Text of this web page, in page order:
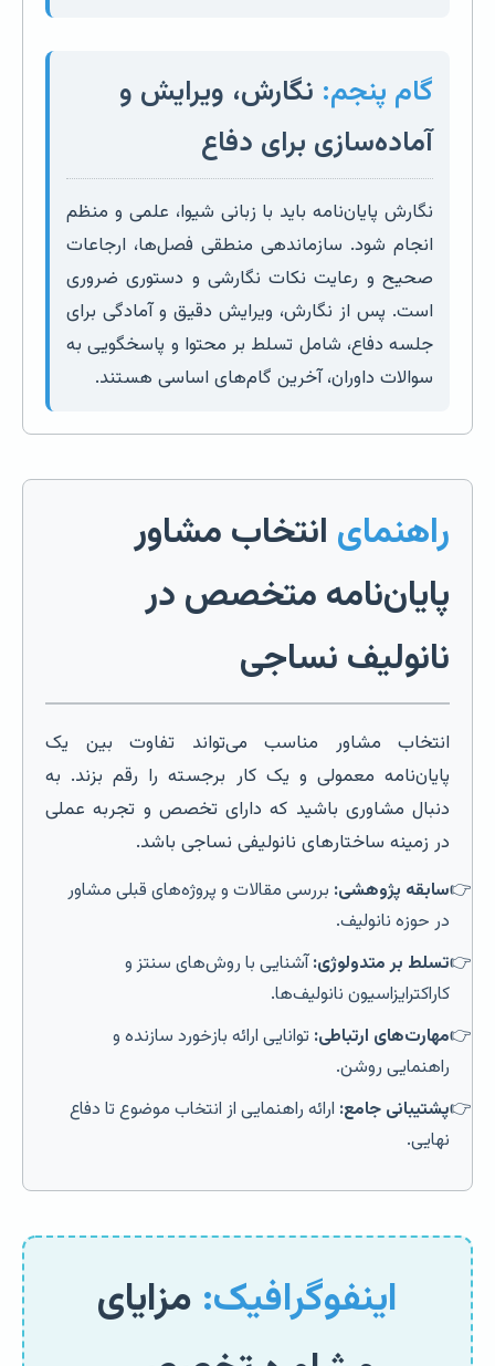
گام پنجم: نگارش، ویرایش و
آماده‌سازی برای دفاع
نگارش پایان‌نامه باید با زبانی شیوا، علمی و منظم
انجام شود. سازماندهی منطقی فصل‌ها، ارجاعات
صحیح و رعایت نکات نگارشی و دستوری ضروری
است. پس از نگارش، ویرایش دقیق و آمادگی برای
جلسه دفاع، شامل تسلط بر محتوا و پاسخگویی به
سوالات داوران، آخرین گام‌های اساسی هستند.
راهنمای انتخاب مشاور
پایان‌نامه متخصص در
نانولیف نساجی
انتخاب مشاور مناسب می‌تواند تفاوت بین یک
پایان‌نامه معمولی و یک کار برجسته را رقم بزند. به
دنبال مشاوری باشید که دارای تخصص و تجربه عملی
در زمینه ساختارهای نانولیفی نساجی باشد.
سابقه پژوهشی: بررسی مقالات و پروژه‌های قبلی مشاور
در حوزه نانولیف.
تسلط بر متدولوژی:آشنایی با روش‌های سنتز و
کاراکترایزاسیون نانولیف‌ها.
مهارت‌های ارتباطی: توانایی ارائه بازخورد سازنده و
راهنمایی روشن.
پشتیبانی جامع: ارائه راهنمایی از انتخاب موضوع تا دفاع
نهایی.
اینفوگرافیک: مزایای